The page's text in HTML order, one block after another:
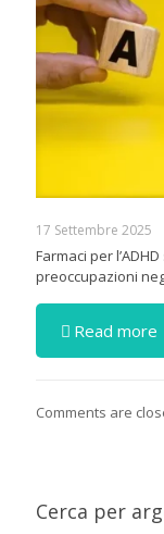
17 Settembre 2025
Farmaci per
preoccupazioni
Read more
Comments are
Cerca per